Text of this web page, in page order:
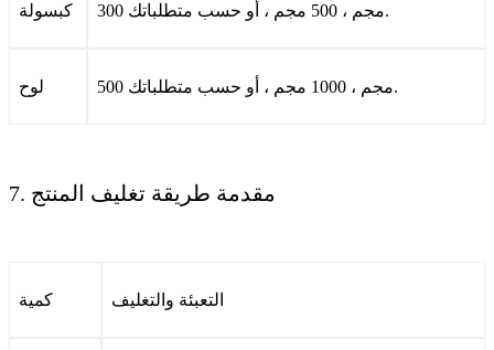
كبسولة 300 مجم ، 500 مجم ، أو حسب متطلباتك.
لوح 500 مجم ، 1000 مجم ، أو حسب متطلباتك.
7. مقدمة طريقة تغليف المنتج
كمية التعبئة والتغليف